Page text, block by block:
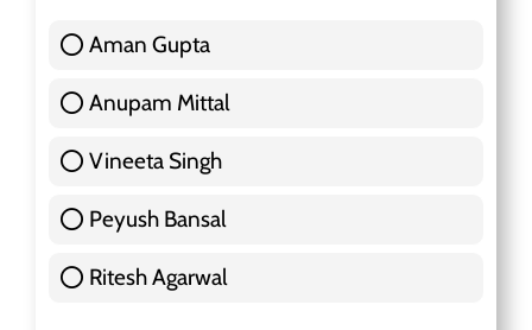
Aman Gupta
Anupam Mittal
Vineeta Singh
Peyush Bansal
Ritesh Agarwal